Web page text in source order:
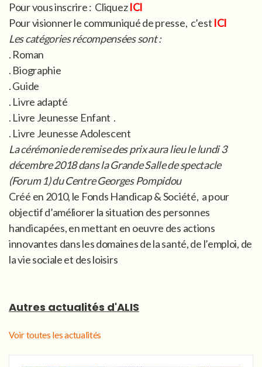
Pour vous inscrire : CliquezICI
Pour visionner le communiqué de presse, c’est ICI
Les catégories récompensées sont :
. Roman
. Biographie
. Guide
. Livre adapté
. Livre Jeunesse Enfant .
. Livre Jeunesse Adolescent
La cérémonie de remise des prix aura lieu le lundi 3
décembre 2018 dans la Grande Salle de spectacle
(Forum 1) du Centre Georges Pompidou
Créé en 2010, le Fonds Handicap & Société, a pour
objectif d’améliorer la situation des personnes
handicapées, en mettant en oeuvre des actions
innovantes dans les domaines de la santé, de l’emploi, de
la vie sociale et des loisirs
Autres actualités d'ALIS
Voir toutes les actualités